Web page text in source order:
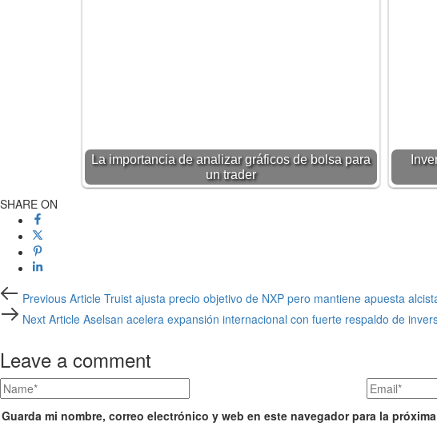
La importancia de analizar gráficos de bolsa para
un trader
SHARE ON
Previous Article Truist ajusta precio objetivo de NXP pero mantiene apuesta
Next Article Aselsan acelera expansión internacional con fuerte respaldo de
Leave a comment
Guarda mi nombre, correo electrónico y web en este navegador para la